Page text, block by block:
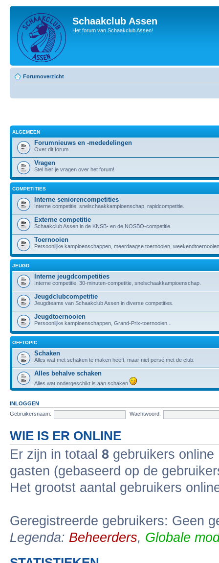
Schaakclub Assen
Het forum van Schaakclub Assen!
Forumoverzicht
ALGEMEEN
Forumnieuws en -mededelingen
Over dit forum.
Vragen
Stel hier je vragen over het forum!
COMPETITIES
Interne seniorencompetities
Interne competitie, snelschaakkampioenschap, rapidcompetitie.
Externe competitie
Schaakclub Assen in de KNSB- en de NOSBO-competitie.
Toernooien
Persoonlijke kampioenschappen, meerdaagse toernooien,
JEUGD
Interne jeugdcompetities
Interne competitie, 30-minuten-competitie, snelschaakkampioenschap.
Jeugdclubcompetitie
Jeugdteams van Schaakclub Assen in diverse competities.
Jeugdtoernooien
Persoonlijke kampioenschappen, Grand-Prix-toernooien...
OFFTOPIC
Schaken
Alles wat met schaken te maken heeft, maar niet persé met de club.
Alles behalve schaken
Alles wat ondergeschikt is aan schaken
INLOGGEN
Gebruikersnaam:
Wachtwoord:
WIE IS ER ONLINE
Er zijn in totaal 8 gebruikers
gasten (gebaseerd op de
Het grootst aantal gebruikers
Geregistreerde gebruikers: Geen
Legenda: Beheerders, Globale